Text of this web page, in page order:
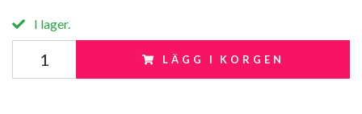
I lager.
LÄGG I KORGEN